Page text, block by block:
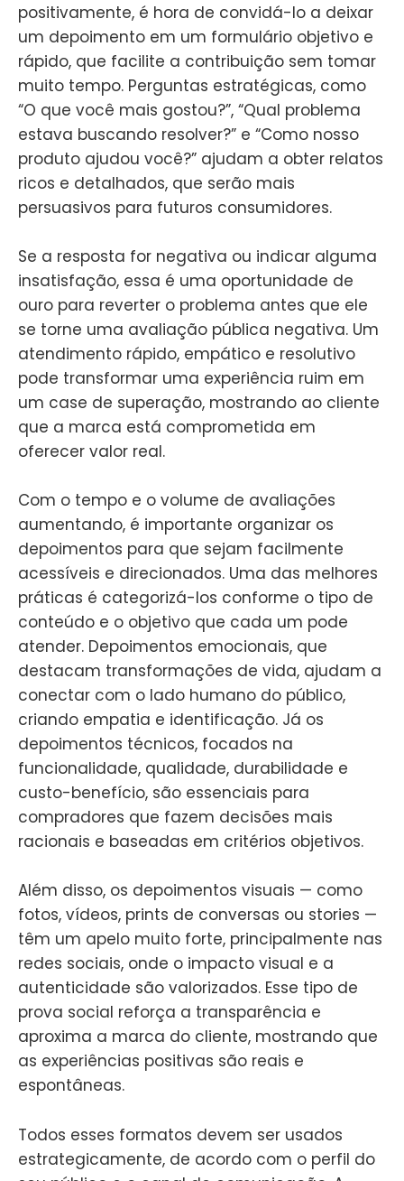
positivamente, é hora de convidá-lo a deixar
um depoimento em um formulário objetivo e
rápido, que facilite a contribuição sem tomar
muito tempo. Perguntas estratégicas, como
“O que você mais gostou?”, “Qual problema
estava buscando resolver?” e “Como nosso
produto ajudou você?” ajudam a obter relatos
ricos e detalhados, que serão mais
persuasivos para futuros consumidores.
Se a resposta for negativa ou indicar alguma
insatisfação, essa é uma oportunidade de
ouro para reverter o problema antes que ele
se torne uma avaliação pública negativa. Um
atendimento rápido, empático e resolutivo
pode transformar uma experiência ruim em
um case de superação, mostrando ao cliente
que a marca está comprometida em
oferecer valor real.
Com o tempo e o volume de avaliações
aumentando, é importante organizar os
depoimentos para que sejam facilmente
acessíveis e direcionados. Uma das melhores
práticas é categorizá-los conforme o tipo de
conteúdo e o objetivo que cada um pode
atender. Depoimentos emocionais, que
destacam transformações de vida, ajudam a
conectar com o lado humano do público,
criando empatia e identificação. Já os
depoimentos técnicos, focados na
funcionalidade, qualidade, durabilidade e
custo-benefício, são essenciais para
compradores que fazem decisões mais
racionais e baseadas em critérios objetivos.
Além disso, os depoimentos visuais — como
fotos, vídeos, prints de conversas ou stories —
têm um apelo muito forte, principalmente nas
redes sociais, onde o impacto visual e a
autenticidade são valorizados. Esse tipo de
prova social reforça a transparência e
aproxima a marca do cliente, mostrando que
as experiências positivas são reais e
espontâneas.
Todos esses formatos devem ser usados
estrategicamente, de acordo com o perfil do